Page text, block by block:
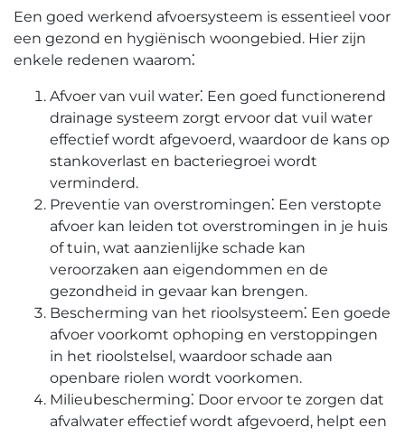
Een goed werkend afvoersysteem is essentieel voor
een gezond en hygiënisch woongebied.​ Hier zijn
enkele redenen waarom⁚
Afvoer van vuil water⁚ Een goed functionerend
drainage systeem zorgt ervoor dat vuil water
effectief wordt afgevoerd, waardoor de kans op
stankoverlast en bacteriegroei wordt
verminderd.​
Preventie van overstromingen⁚ Een verstopte
afvoer kan leiden tot overstromingen in je huis
of tuin, wat aanzienlijke schade kan
veroorzaken aan eigendommen en de
gezondheid in gevaar kan brengen.​
Bescherming van het rioolsysteem⁚ Een goede
afvoer voorkomt ophoping en verstoppingen
in het rioolstelsel, waardoor schade aan
openbare riolen wordt voorkomen.​
Milieubescherming⁚ Door ervoor te zorgen dat
afvalwater effectief wordt afgevoerd, helpt een